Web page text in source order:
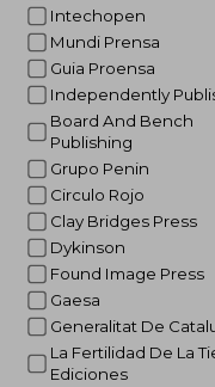
Intechopen
Mundi Prensa
Guia Proensa
Independently
Board And Bench
Publishing
Grupo Penin
Circulo Rojo
Clay Bridges Press
Dykinson
Found Image Press
Gaesa
Generalitat De
La Fertilidad De La Tierra
Ediciones